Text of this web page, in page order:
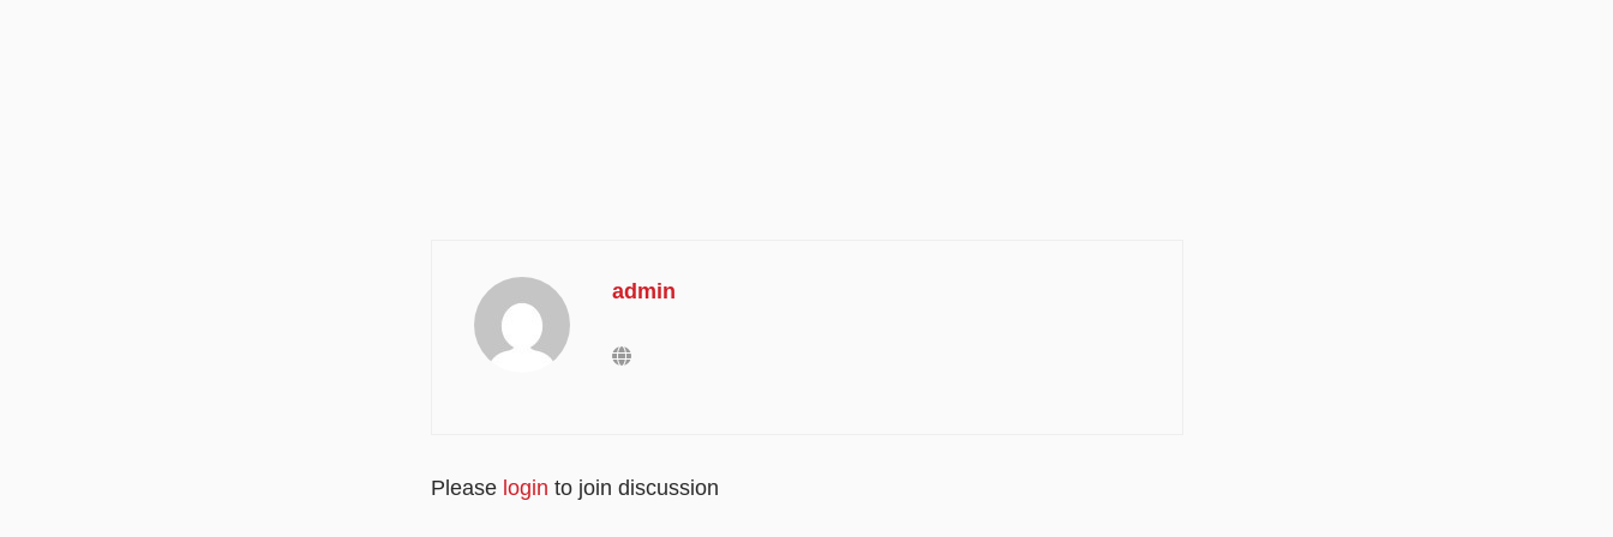
admin
Please login to join discussion